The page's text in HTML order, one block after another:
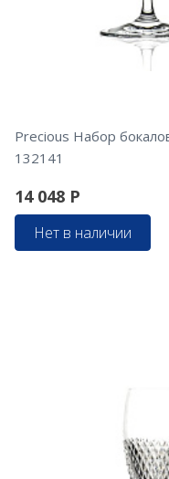
Precious Набор
132141
14 048 Р
Нет в наличии